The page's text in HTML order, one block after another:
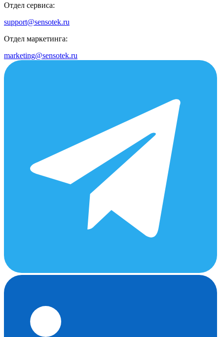
Отдел сервиса:
support@sensotek.ru
Отдел маркетинга:
marketing@sensotek.ru